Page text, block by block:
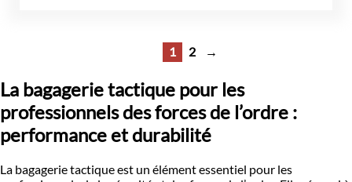
1 2 →
La bagagerie tactique pour les
professionnels des forces de l’ordre :
performance et durabilité
La bagagerie tactique est un élément essentiel pour les